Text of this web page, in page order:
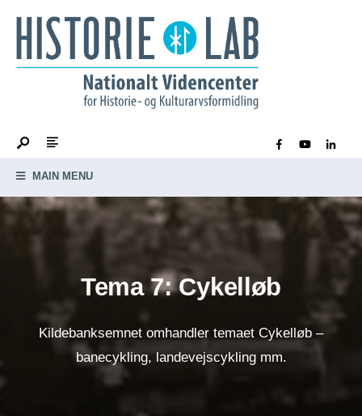
MAIN MENU
Tema 7: Cykelløb
Kildebanksemnet omhandler temaet Cykelløb –
banecykling, landevejscykling mm.